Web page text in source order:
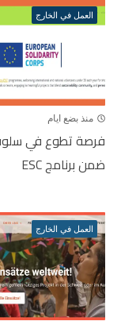
العمل في الخارج
منذ بضع ايام
ضمن برنامج ESC
العمل في الخارج